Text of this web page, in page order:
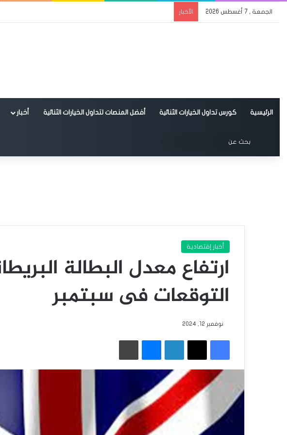
الجمعة , 7 أغسطس 2026 الأخبار
الرئيسية كورس تداول الخيارات الثنائية أفضل المنصات لتداول الخيارات الثنائية أخبار
الوضع المظلم
عن
أخبار إقتصادية
ارتفاع معدل البطالة
التوقعات فى سبتمبر
نوفمبر 12, 2024
فيسبوك
‫X لينكدإن ماسنجر طباعة